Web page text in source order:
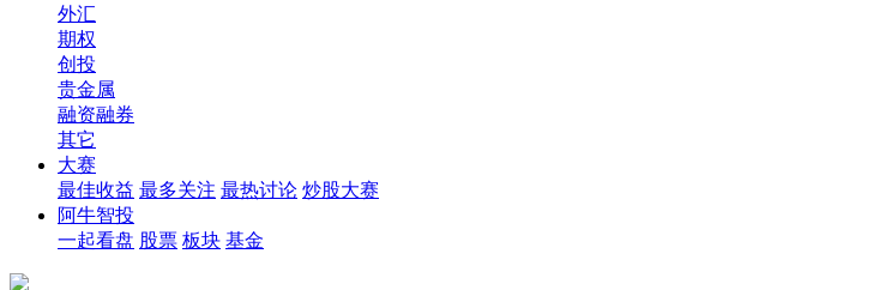
外汇
期权
创投
贵金属
融资融券
其它
大赛
最佳收益 最多关注 最热讨论 炒股大赛
阿牛智投
一起看盘 股票 板块 基金